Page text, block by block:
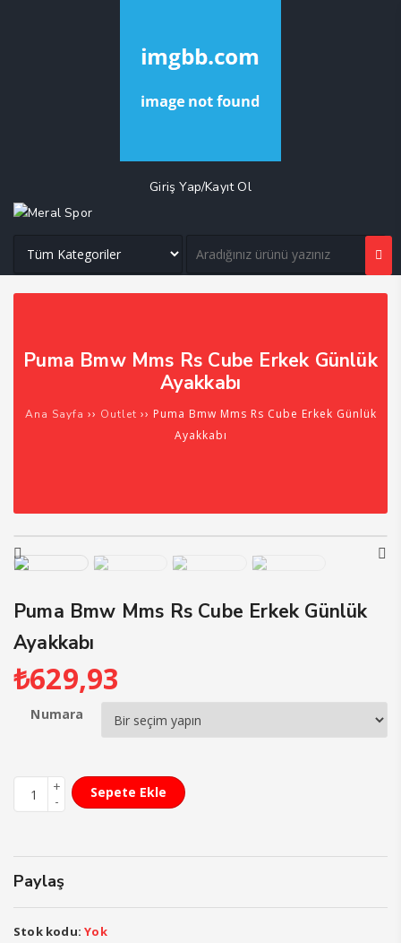
Giriş Yap/Kayıt Ol
Puma Bmw Mms Rs Cube Erkek Günlük
Ayakkabı
Ana Sayfa ›› Outlet ›› Puma Bmw Mms Rs Cube Erkek Günlük
Ayakkabı
Puma Bmw Mms Rs Cube Erkek Günlük
Ayakkabı
₺629,93
Numara
Sepete Ekle
Paylaş
Stok kodu:Yok